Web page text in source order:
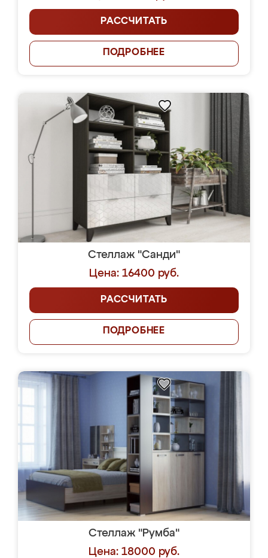
РАССЧИТАТЬ
ПОДРОБНЕЕ
Стеллаж "Санди"
Цена: 16400 руб.
РАССЧИТАТЬ
ПОДРОБНЕЕ
Стеллаж "Румба"
Цена: 18000 руб.